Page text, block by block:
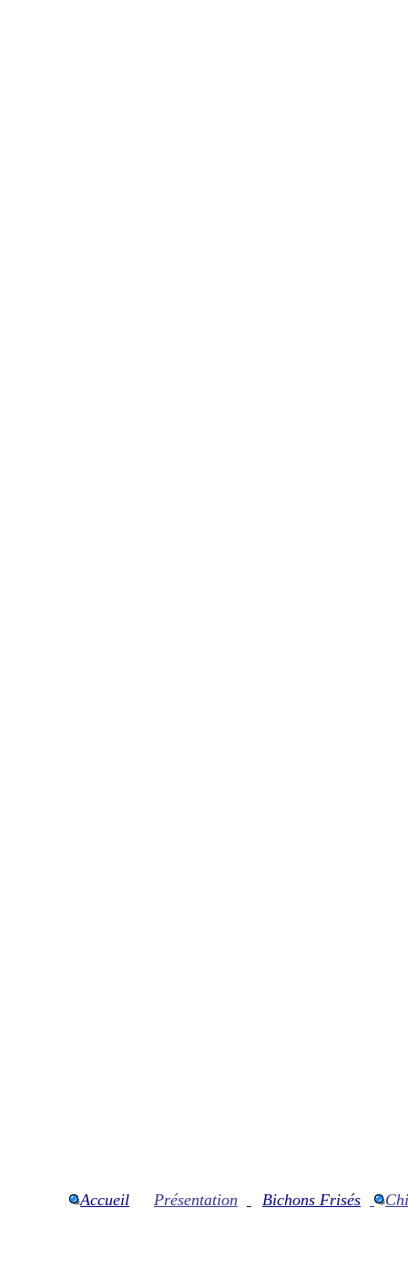
Accueil Présentation Bichons Frisés